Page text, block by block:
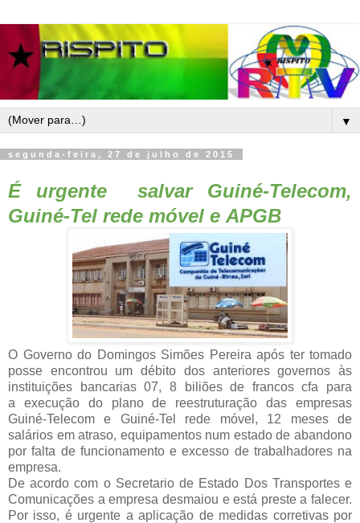
▼
segunda-feira, 27 de julho de 2015
É urgente salvar Guiné-Telecom,
Guiné-Tel rede móvel e APGB
O Governo do Domingos Simões Pereira após ter tomado
posse encontrou um débito dos anteriores governos às
instituições bancarias 07, 8 biliões de francos cfa para
a execução do plano de reestruturação das empresas
Guiné-Telecom e Guiné-Tel rede móvel, 12 meses de
salários em atraso, equipamentos num estado de abandono
por falta de funcionamento e excesso de trabalhadores na
empresa.
De acordo com o Secretario de Estado Dos Transportes e
Comunicações a empresa desmaiou e está preste a falecer.
Por isso, é urgente a aplicação de medidas corretivas por